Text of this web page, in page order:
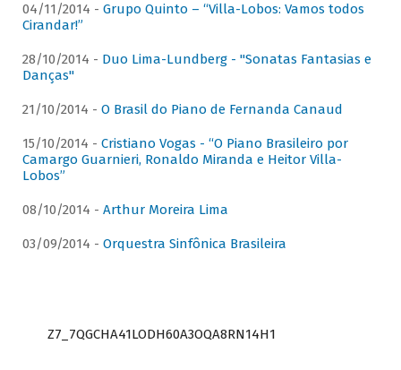
04/11/2014 - Grupo Quinto – “Villa-Lobos: Vamos todos
Cirandar!”
28/10/2014 - Duo Lima-Lundberg - "Sonatas Fantasias e
Danças"
21/10/2014 - O Brasil do Piano de Fernanda Canaud
15/10/2014 - Cristiano Vogas - “O Piano Brasileiro por
Camargo Guarnieri, Ronaldo Miranda e Heitor Villa-
Lobos”
08/10/2014 - Arthur Moreira Lima
03/09/2014 - Orquestra Sinfônica Brasileira
Z7_7QGCHA41LODH60A3OQA8RN14H1